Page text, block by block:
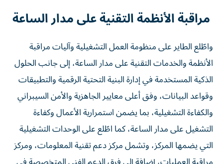
مراقبة الأنظمة التقنية على مدار الساعة
واطّلع الطاير على منظومة العمل التشغيلية وآليات مراقبة
الأنظمة والخدمات التقنية على مدار الساعة، إلى جانب الحلول
الذكية المستخدمة في إدارة البنية التحتية الرقمية والتطبيقات
وقواعد البيانات، وفق أعلى معايير الجاهزية والأمن السيبراني
والكفاءة التشغيلية، بما يضمن استمرارية الأعمال وكفاءة
التشغيل على مدار الساعة، كما اطّلع على الوحدات التشغيلية
التي يضمها المركز، وتشمل مركز دعم تقنية المعلومات، ومركز